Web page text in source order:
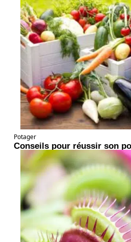
Potager
Conseils pour réussir son